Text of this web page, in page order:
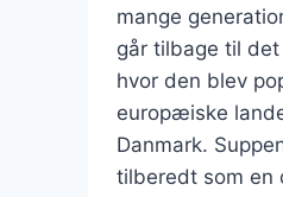
mange
går tilbage til
hvor den blev
europæiske
Danmark.
tilberedt som en